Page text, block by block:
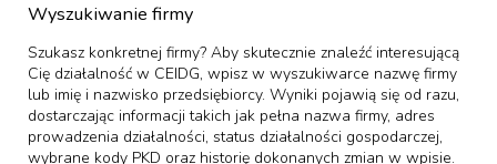
Wyszukiwanie firmy
Szukasz konkretnej firmy? Aby skutecznie znaleźć interesującą
Cię działalność w CEIDG, wpisz w wyszukiwarce nazwę firmy
lub imię i nazwisko przedsiębiorcy. Wyniki pojawią się od razu,
dostarczając informacji takich jak pełna nazwa firmy, adres
prowadzenia działalności, status działalności gospodarczej,
wybrane kody PKD oraz historię dokonanych zmian w wpisie.